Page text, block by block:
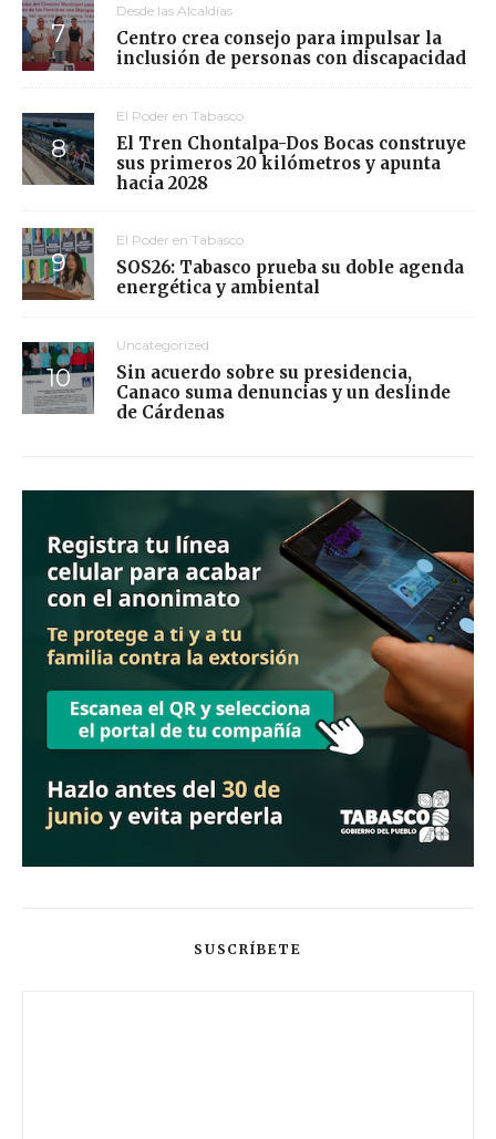
Desde las Alcaldías
Centro crea consejo para impulsar la
inclusión de personas con discapacidad
El Poder en Tabasco
El Tren Chontalpa-Dos Bocas construye
sus primeros 20 kilómetros y apunta
hacia 2028
El Poder en Tabasco
SOS26: Tabasco prueba su doble agenda
energética y ambiental
Uncategorized
Sin acuerdo sobre su presidencia,
Canaco suma denuncias y un deslinde
de Cárdenas
SUSCRÍBETE